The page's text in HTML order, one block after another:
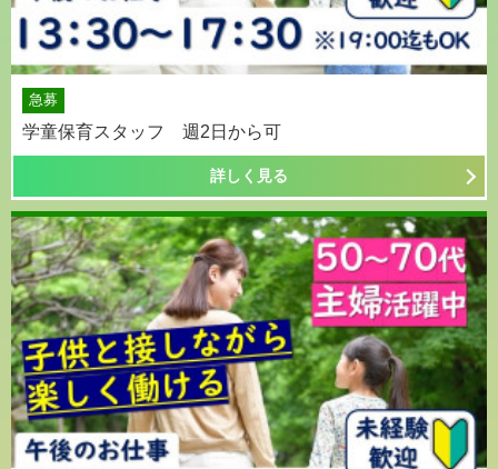
急募
学童保育スタッフ 週2日から可
詳しく見る